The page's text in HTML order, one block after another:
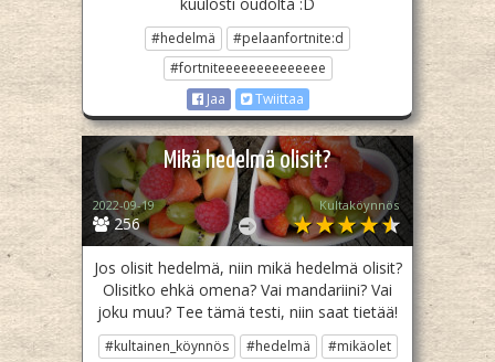
kuulosti oudolta :D
#hedelmä
#pelaanfortnite:d
#fortniteeeeeeeeeeeeee
Jaa
Twiittaa
Mikä hedelmä olisit?
256
2022-09-19 Kultaköynnös
Jos olisit hedelmä, niin mikä hedelmä olisit?
Olisitko ehkä omena? Vai mandariini? Vai
joku muu? Tee tämä testi, niin saat tietää!
#kultainen_köynnös #hedelmä
#mikäolet